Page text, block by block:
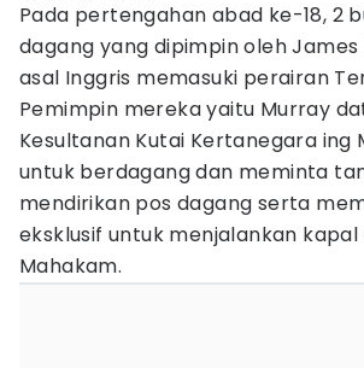
Pada pertengahan abad ke-18, 2
dagang yang dipimpin oleh James
asal Inggris memasuki perairan
Pemimpin mereka yaitu Murray
Kesultanan Kutai Kertanegara ing
untuk berdagang dan meminta
mendirikan pos dagang serta
eksklusif untuk menjalankan
Mahakam.